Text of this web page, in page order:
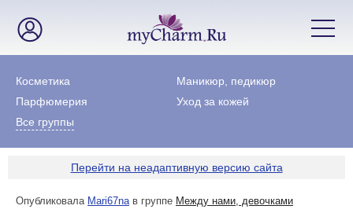
Косметика
Маникюр, педикюр
Парфюмерия
Уход за кожей
Все группы
Перейти на неадаптивную версию сайта
Опубликовала Mari67naв группе Между нами, девочками